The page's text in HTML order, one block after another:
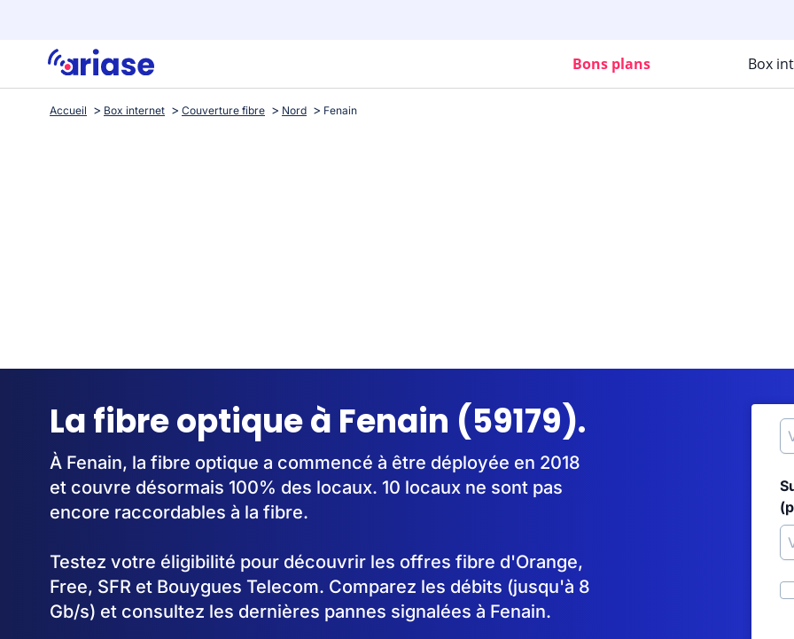
Bons plans Box
Accueil Box internet Couverture fibre Nord Fenain
La fibre optique à Fenain (59179).
À Fenain, la fibre optique a commencé à être déployée en 2018
et couvre désormais 100% des locaux. 10 locaux ne sont pas
encore raccordables à la fibre.
Testez votre éligibilité pour découvrir les offres fibre d'Orange,
Free, SFR et Bouygues Telecom. Comparez les débits (jusqu'à 8
Gb/s) et consultez les dernières pannes signalées à Fenain.